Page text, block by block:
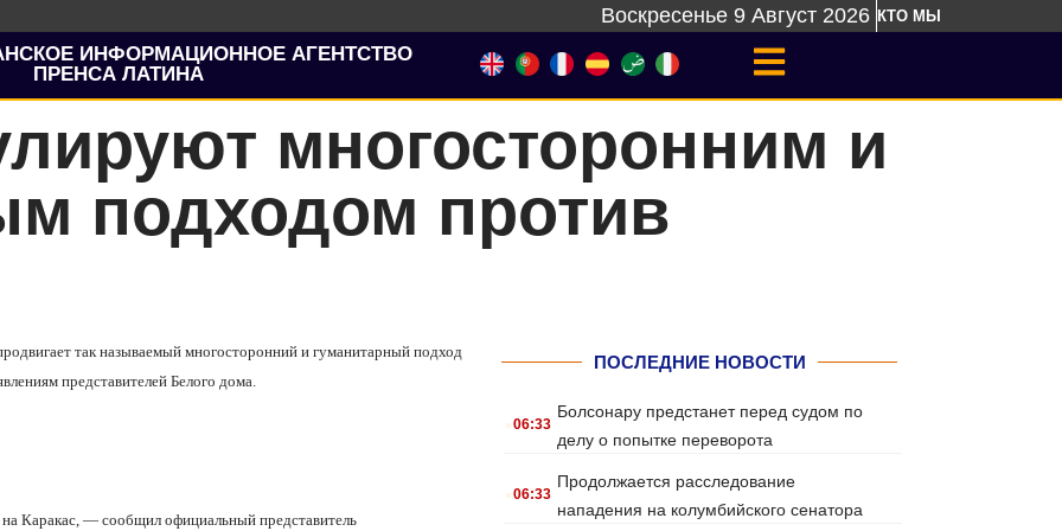
Воскресенье 9 Август 2026 КТО МЫ
ИНФОРМАЦИОННОЕ АГЕНТСТВО
ПРЕНСА ЛАТИНА
многосторонним и
подходом против
так называемый многосторонний и гуманитарный подход
представителей Белого дома.
Каракас, — сообщил официальный представитель
ПОСЛЕДНИЕ НОВОСТИ
.06:33
Болсонару предстанет перед судом по
делу о попытке переворота
.06:33
Продолжается расследование
нападения на колумбийского сенатора